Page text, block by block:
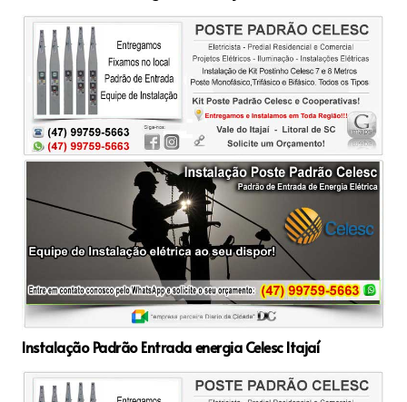
Instalação Padrão Entrada energia Celesc Itajaí